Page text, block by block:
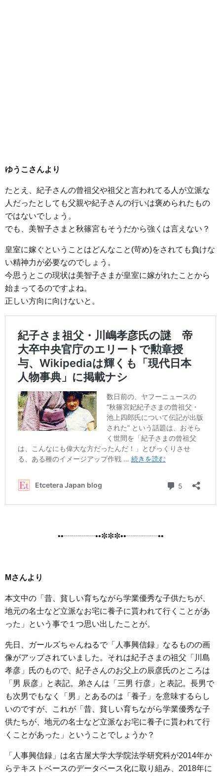
ゆうこさんより
たとえ、紀子さんの曾祖父や祖父と言われてる人が立派な
人だったとしても父親や紀子さんの行いは褒められたもの
ではないでしょう。
でも、美智子さまと秋篠宮もそうだから強くは言えない？
皇室に嫁ぐということはどんなこと(苛め)をされても負けな
い精神力が必要なのでしょう。
今思うとこの現状は美智子さまが皇室に嫁がれたことから
始まってるのですよね。
正しい方向に向けないと。
••┈┈┈┈••✼✼✼••┈┈┈┈••
Mさんより
本文中の「昔、貧しい育ちながら学業優秀な子供たちが、
地元の名士など立派なお宅に養子に貰われて行くことがあ
った」という事で１つ思い出したことが。
先日、ガールズちゃんねるで「人事興信録」なるものの画
像がアップされていました。それは紀子さまの祖父「川島
孝彦」氏のもので、紀子さんのお父上の辰彦氏のところは
「男 辰彦」と表記。弟さんは「三男 行彦」と表記。長男で
も次男でもなく「男」とあるのは「養子」を意味するらし
いのですが、これが「昔、貧しい育ちながら学業優秀な子
供たちが、地元の名士など立派なお宅に養子に貰われて行
くことがあった」ということでしょうか？
「人事興信録」は名古屋大学大学院法学研究科が2014年か
らテキストベースのデータベース化に取り組み、2018年に